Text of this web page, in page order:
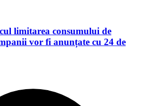
limitarea consumului de
vor fi anunțate cu 24 de